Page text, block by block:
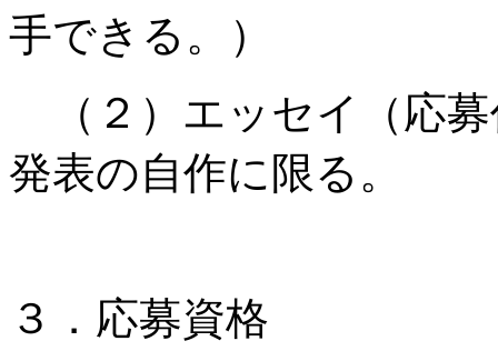
手できる。）
（２）エッセイ（応募
発表の自作に限る。
３．応募資格